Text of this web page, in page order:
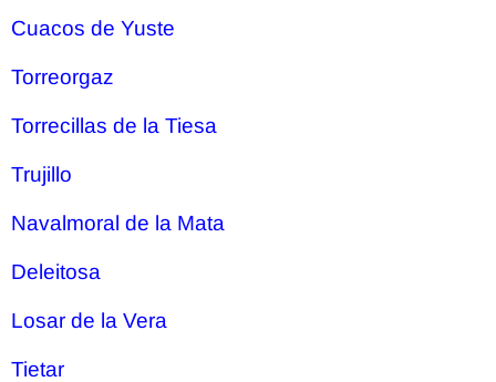
Cuacos de Yuste
Torreorgaz
Torrecillas de la Tiesa
Trujillo
Navalmoral de la Mata
Deleitosa
Losar de la Vera
Tietar